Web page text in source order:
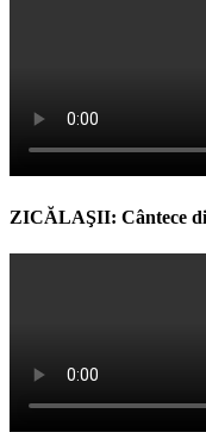
ZICĂLAŞII: Cântece